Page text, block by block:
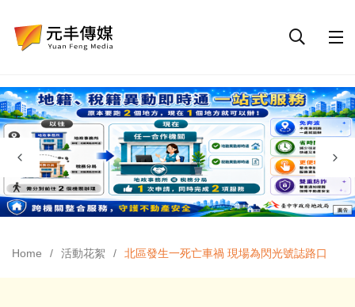
Home 活動花絮 北區發生一死亡車禍 現場為閃光號誌路口